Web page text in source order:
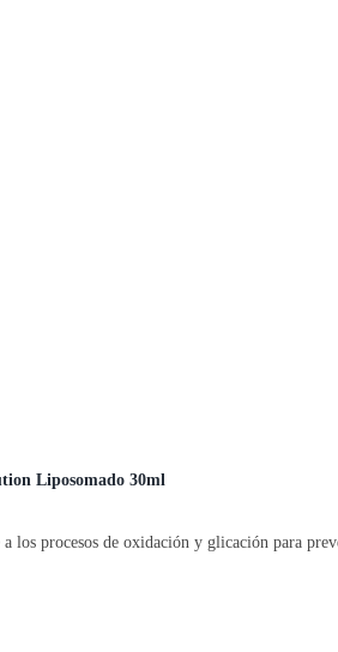
Liposomado 30ml
procesos de oxidación y glicación para